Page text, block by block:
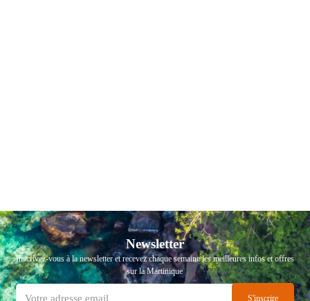
Newsletter
Inscrivez-vous à la newsletter et recevez chaque semaine les meilleures infos et offres
sur la Martinique